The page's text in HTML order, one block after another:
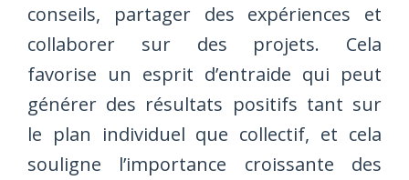
conseils, partager des expériences et
collaborer sur des projets. Cela
favorise un esprit d’entraide qui peut
générer des résultats positifs tant sur
le plan individuel que collectif, et cela
souligne l’importance croissante des